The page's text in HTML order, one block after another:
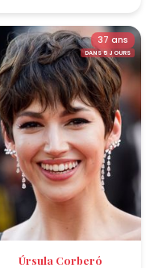
37 ans
DANS 5 JOURS
Úrsula Corberó